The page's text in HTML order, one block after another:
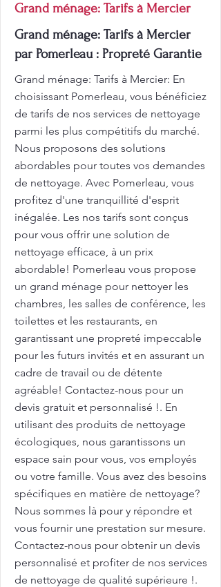
Grand ménage: Tarifs à Mercier
Grand ménage: Tarifs à Mercier
par Pomerleau : Propreté Garantie
Grand ménage: Tarifs à Mercier: En
choisissant Pomerleau, vous bénéficiez
de tarifs de nos services de nettoyage
parmi les plus compétitifs du marché.
Nous proposons des solutions
abordables pour toutes vos demandes
de nettoyage. Avec Pomerleau, vous
profitez d'une tranquillité d'esprit
inégalée. Les nos tarifs sont conçus
pour vous offrir une solution de
nettoyage efficace, à un prix
abordable! Pomerleau vous propose
un grand ménage pour nettoyer les
chambres, les salles de conférence, les
toilettes et les restaurants, en
garantissant une propreté impeccable
pour les futurs invités et en assurant un
cadre de travail ou de détente
agréable! Contactez-nous pour un
devis gratuit et personnalisé !. En
utilisant des produits de nettoyage
écologiques, nous garantissons un
espace sain pour vous, vos employés
ou votre famille. Vous avez des besoins
spécifiques en matière de nettoyage?
Nous sommes là pour y répondre et
vous fournir une prestation sur mesure.
Contactez-nous pour obtenir un devis
personnalisé et profiter de nos services
de nettoyage de qualité supérieure !.